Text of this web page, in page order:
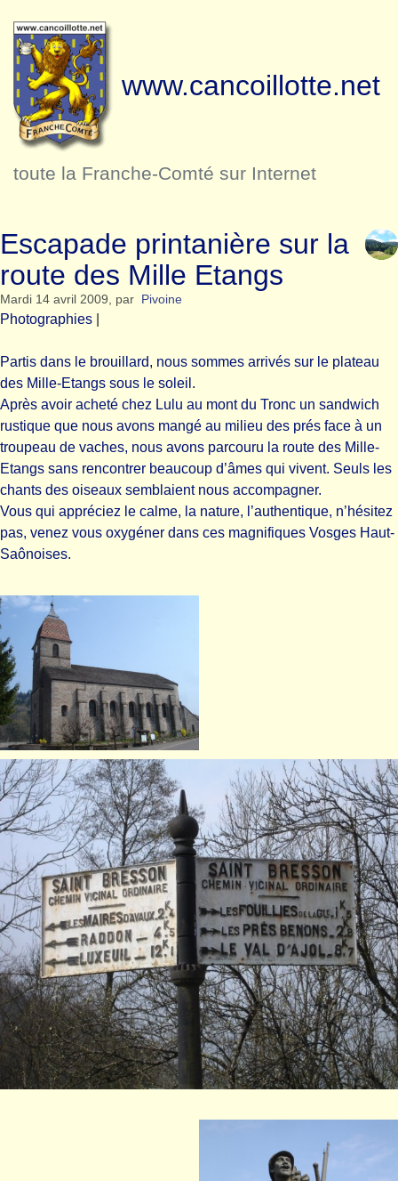
www.cancoillotte.net
toute la Franche-Comté sur Internet
Escapade printanière sur la
route des Mille Etangs
Mardi 14 avril 2009, par Pivoine
Photographies
Partis dans le brouillard, nous sommes arrivés sur le plateau
des Mille-Etangs sous le soleil.
Après avoir acheté chez Lulu au mont du Tronc un sandwich
rustique que nous avons mangé au milieu des prés face à un
troupeau de vaches, nous avons parcouru la route des Mille-
Etangs sans rencontrer beaucoup d’âmes qui vivent. Seuls les
chants des oiseaux semblaient nous accompagner.
Vous qui appréciez le calme, la nature, l’authentique, n’hésitez
pas, venez vous oxygéner dans ces magnifiques Vosges Haut-
Saônoises.